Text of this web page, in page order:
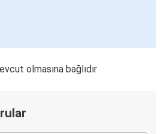
olmasına bağlıdır